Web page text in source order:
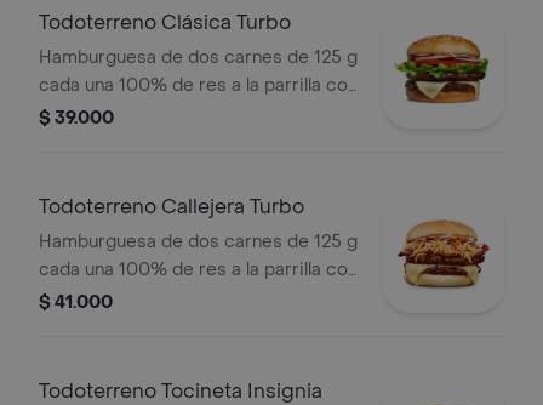
tomate y mostaza en pan papa +
Todoterreno Clásica Turbo
Hamburguesa de dos carnes de 125 g
cada una 100% de res a la parrilla con
salsa bbq, queso mozzarella, lechuga,
$ 39.000
Todoterreno Callejera Turbo
Hamburguesa de dos carnes de 125 g
cada una 100% de res a la parrilla con
salsa bbq, tocineta, queso mozzarella,
$ 41.000
Todoterreno Tocineta Insignia